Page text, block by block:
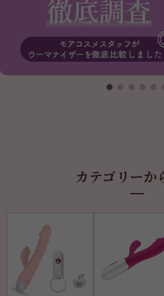
カテゴリーか